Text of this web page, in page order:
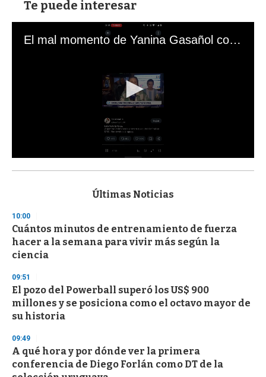
Te puede interesar
El mal momento de Yanina Gasañol con un hincha argentino en "Subrayado"
s
d
s
o
f
3
s
e
c
o
n
Últimas Noticias
10:00
Cuántos minutos de entrenamiento de fuerza
hacer a la semana para vivir más según la
ciencia
09:51
El pozo del Powerball superó los US$ 900
millones y se posiciona como el octavo mayor de
su historia
09:49
A qué hora y por dónde ver la primera
conferencia de Diego Forlán como DT de la